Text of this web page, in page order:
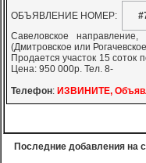
ОБЪЯВЛЕНИЕ НОМЕР:
Савеловское
(Дмитровское или
Продается участок 15
Цена: 950 000р. Тел. 8-
Телефон: ИЗВИНИТЕ,
Последние добавления на